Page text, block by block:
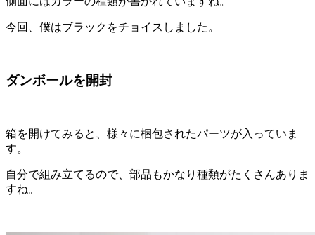
今回、僕はブラックをチョイスしました。
ダンボールを開封
箱を開けてみると、様々に梱包されたパーツが入っていま
す。
自分で組み立てるので、部品もかなり種類がたくさんありま
すね。